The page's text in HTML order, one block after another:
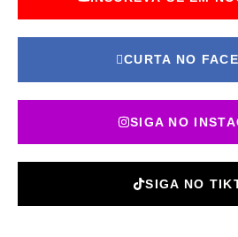
CURTA NO
SIGA NO
SIGA NO